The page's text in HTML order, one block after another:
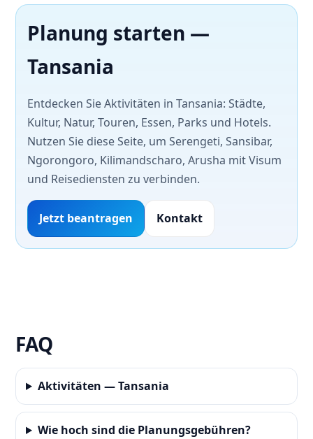
Planung starten —
Tansania
Entdecken Sie Aktivitäten in Tansania: Städte,
Kultur, Natur, Touren, Essen, Parks und Hotels.
Nutzen Sie diese Seite, um Serengeti, Sansibar,
Ngorongoro, Kilimandscharo, Arusha mit Visum
und Reisediensten zu verbinden.
Jetzt beantragen Kontakt
FAQ
Aktivitäten — Tansania
Wie hoch sind die Planungsgebühren?